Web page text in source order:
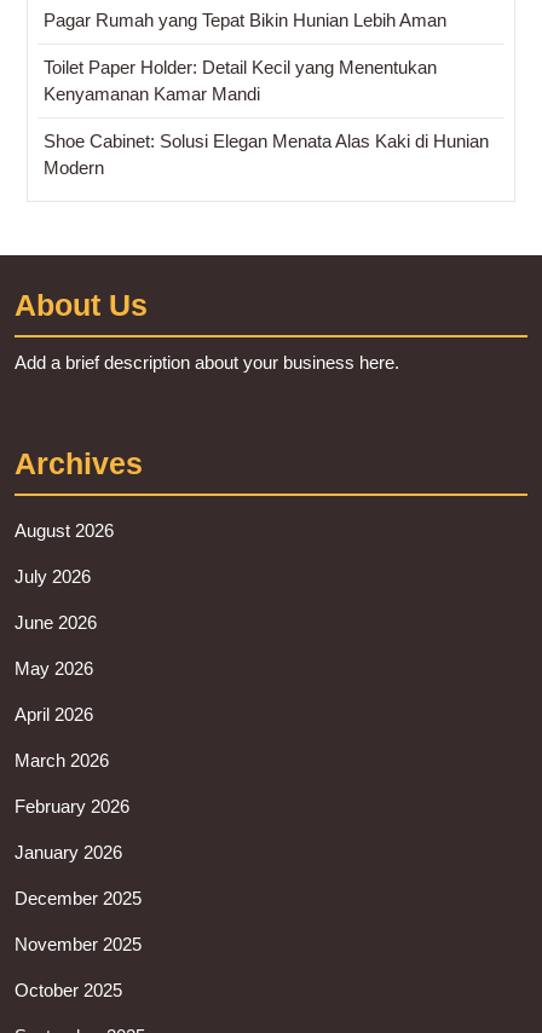
Pagar Rumah yang Tepat Bikin Hunian Lebih Aman
Toilet Paper Holder: Detail Kecil yang Menentukan
Kenyamanan Kamar Mandi
Shoe Cabinet: Solusi Elegan Menata Alas Kaki di Hunian
Modern
About Us
Add a brief description about your business here.
Archives
August 2026
July 2026
June 2026
May 2026
April 2026
March 2026
February 2026
January 2026
December 2025
November 2025
October 2025